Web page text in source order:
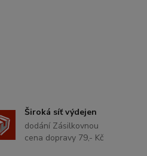
Široká síť výdejen
dodání Zásilkovnou
cena dopravy 79,- Kč